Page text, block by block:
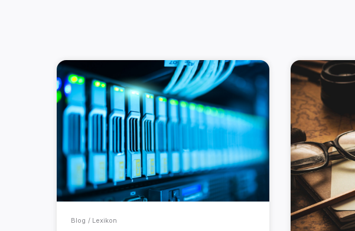
Blog / Lexikon